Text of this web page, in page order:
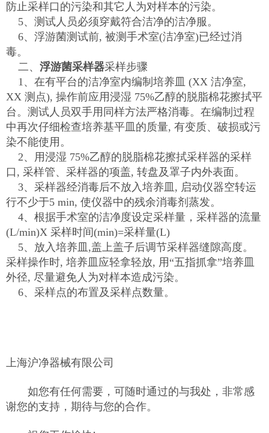
防止采样口的污染和其它人为对样本的污染。
5、测试人员必须穿戴符合洁净的洁净服。
6、浮游菌测试前, 被测手术室(洁净室)已经过消
毒。
二、 浮游菌采样器采样步骤
1、在有平台的洁净室内编制培养皿 (XX 洁净室,
XX 测点), 操作前应用浸湿 75%乙醇的脱脂棉花擦拭平
台。测试人员双手用同样方法严格消毒。在编制过程
中再次仔细检查培养基平皿的质量, 有变质、破损或污
染不能使用。
2、用浸湿 75%乙醇的脱脂棉花擦拭采样器的采样
口, 采样管、采样器的项盖, 转盘及罩子内外表面。
3、采样器经消毒后不放入培养皿, 启动仪器空转运
行不少于5 min, 使仪器中的残余消毒剂蒸发。
4、根据手术室的洁净度设定采样量，采样器的流量
(L/min)X 采样时间(min)=采样量(L)
5、放入培养皿,盖上盖子后调节采样器缝隙高度。
采样操作时, 培养皿应轻拿轻放, 用“五指抓拿”培养皿
外径, 尽量避免人为对样本造成污染。
6、采样点的布置及采样点数量。
上海沪净器械有限公司
如您有任何需要，可随时通过的与我处，非常感
谢您的支持，期待与您的合作。